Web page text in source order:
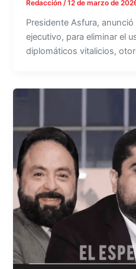
Redacción/12 de marzo de
Presidente Asfura,
ejecutivo, para eliminar el
diplomáticos vitalicios,